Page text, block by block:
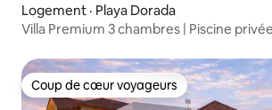
Logement · Playa Dorada
Villa Premium 3 chambres | Piscine
Coup de cœur voyageurs
Coup de cœur voyageurs